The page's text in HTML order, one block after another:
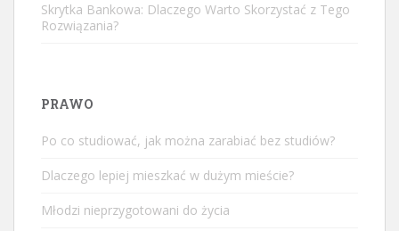
Skrytka Bankowa: Dlaczego Warto Skorzystać z Tego
Rozwiązania?
PRAWO
Po co studiować, jak można zarabiać bez studiów?
Dlaczego lepiej mieszkać w dużym mieście?
Młodzi nieprzygotowani do życia